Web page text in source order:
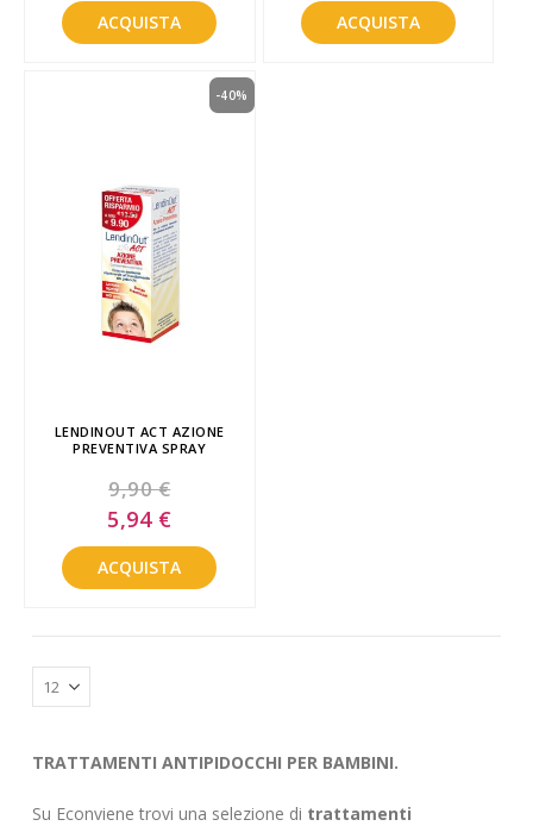
ACQUISTA ACQUISTA
LENDINOUT ACT AZIONE
PREVENTIVA SPRAY
9,90 €
-40%
Special
Price
5,94 €
ACQUISTA
TRATTAMENTI ANTIPIDOCCHI PER BAMBINI.
Su Econviene trovi una selezione di trattamenti